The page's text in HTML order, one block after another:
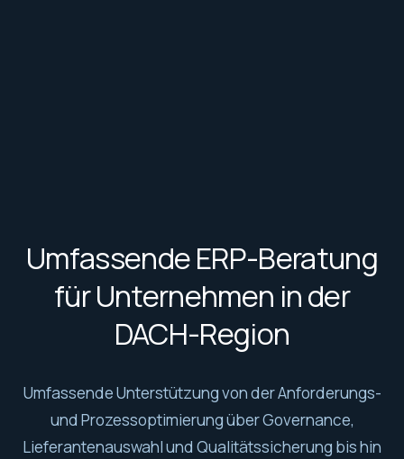
Umfassende ERP-Beratung
für Unternehmen in der
DACH-Region
Umfassende Unterstützung von der Anforderungs-
und Prozessoptimierung über Governance,
Lieferantenauswahl und Qualitätssicherung bis hin